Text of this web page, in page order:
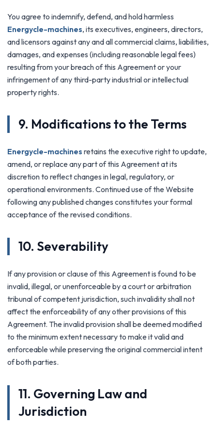
You agree to indemnify, defend, and hold harmless
Energycle-machines, its executives, engineers, directors,
and licensors against any and all commercial claims, liabilities,
damages, and expenses (including reasonable legal fees)
resulting from your breach of this Agreement or your
infringement of any third-party industrial or intellectual
property rights.
9. Modifications to the Terms
Energycle-machines retains the executive right to update,
amend, or replace any part of this Agreement at its
discretion to reflect changes in legal, regulatory, or
operational environments. Continued use of the Website
following any published changes constitutes your formal
acceptance of the revised conditions.
10. Severability
If any provision or clause of this Agreement is found to be
invalid, illegal, or unenforceable by a court or arbitration
tribunal of competent jurisdiction, such invalidity shall not
affect the enforceability of any other provisions of this
Agreement. The invalid provision shall be deemed modified
to the minimum extent necessary to make it valid and
enforceable while preserving the original commercial intent
of both parties.
11. Governing Law and
Jurisdiction